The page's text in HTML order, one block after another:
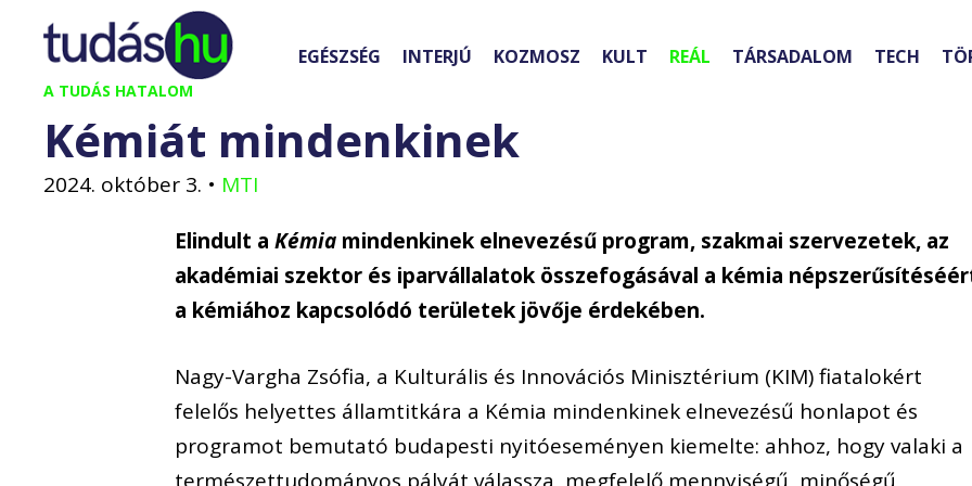
Kilépés
tartalomba
A TUDÁS HATALOM
EGÉSZSÉG INTERJÚ KOZMOSZ KULT REÁL TÁRSADALOM TECH
Kémiát mindenkinek
2024. október 3. • MTI
Elindult aKémia mindenkinek elnevezésű program, szakmai szervezetek, az
akadémiai szektor és iparvállalatok összefogásával a kémia
a kémiához kapcsolódó területek jövője érdekében.
Nagy-Vargha Zsófia, a Kulturális és Innovációs Minisztérium (KIM) fiatalokért
felelős helyettes államtitkára a Kémia mindenkinek elnevezésű honlapot és
programot bemutató budapesti nyitóeseményen kiemelte: ahhoz, hogy valaki a
természettudományos pályát válassza, megfelelő mennyiségű, minőségű